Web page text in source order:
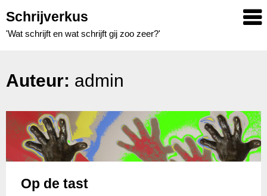
to
content
Schrijverkus
'Wat schrijft en wat schrijft gij zoo zeer?'
Auteur: admin
Op de tast